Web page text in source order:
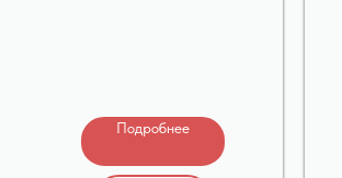
Подробнее